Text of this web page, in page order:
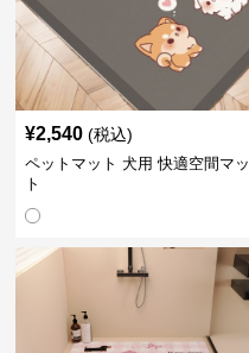
¥2,540 (税込)
ペットマット 犬用 快適空間マッ
ト